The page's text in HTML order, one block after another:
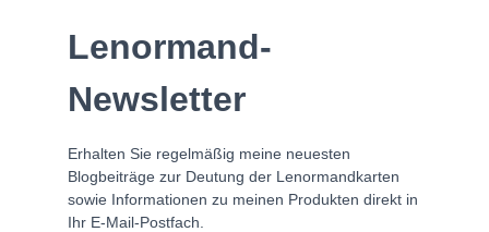
Besuche meine Facebook Lerngruppe
Lenormand-
Newsletter
Erhalten Sie regelmäßig meine neuesten
Blogbeiträge zur Deutung der Lenormandkarten
sowie Informationen zu meinen Produkten direkt in
Ihr E-Mail-Postfach.